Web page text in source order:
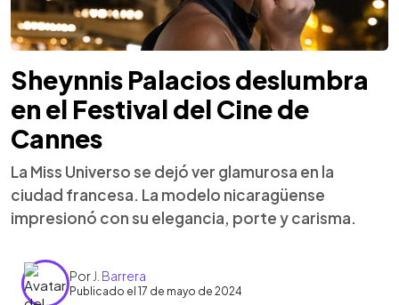
Sheynnis Palacios deslumbra
en el Festival del Cine de
Cannes
La Miss Universo se dejó ver glamurosa en la
ciudad francesa. La modelo nicaragüense
impresionó con su elegancia, porte y carisma.
Por J. Barrera
Publicado el 17 de mayo de 2024